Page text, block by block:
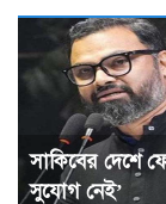
সাকিবের দেশে
সুযোগ নেই’